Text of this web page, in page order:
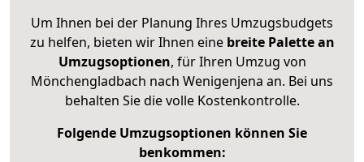
Um Ihnen bei der Planung Ihres Umzugsbudgets
zu helfen, bieten wir Ihnen eine breite Palette an
Umzugsoptionen, für Ihren Umzug von
Mönchengladbach nach Wenigenjena an. Bei uns
behalten Sie die volle Kostenkontrolle.
Folgende Umzugsoptionen können Sie
benkommen: